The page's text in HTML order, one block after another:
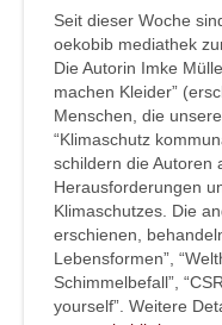
Seit dieser Woche
oekobib mediathek
Die Autorin Imke
machen Kleider”
Menschen, die
“Klimaschutz
schildern die Autoren
Herausforderungen
Klimaschutzes. Die
erschienen,
Lebensformen”,
Schimmelbefall”,
yourself”. Weitere